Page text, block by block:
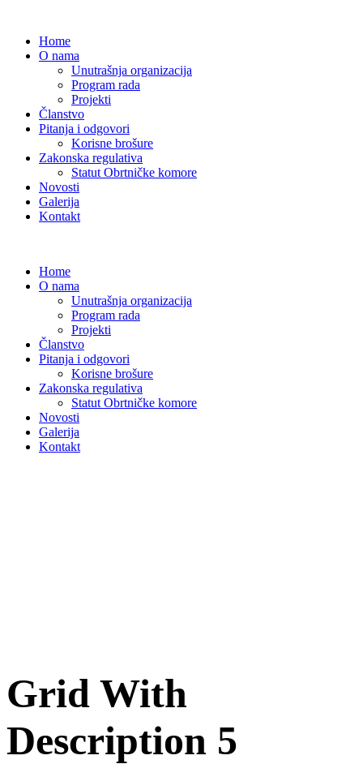
Home
O nama
Unutrašnja organizacija
Program rada
Projekti
Članstvo
Pitanja i odgovori
Korisne brošure
Zakonska regulativa
Statut Obrtničke komore
Novosti
Galerija
Kontakt
Home
O nama
Unutrašnja organizacija
Program rada
Projekti
Članstvo
Pitanja i odgovori
Korisne brošure
Zakonska regulativa
Statut Obrtničke komore
Novosti
Galerija
Kontakt
Grid With
Description 5